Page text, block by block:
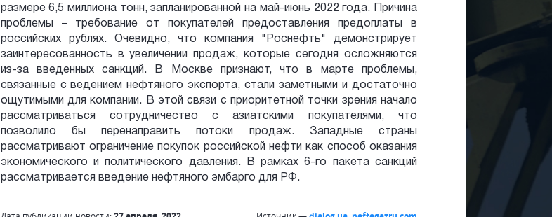
размере 6,5 миллиона тонн, запланированной на май-июнь 2022 года. Причина
проблемы – требование от покупателей предоставления предоплаты в
российских рублях. Очевидно, что компания "Роснефть" демонстрирует
заинтересованность в увеличении продаж, которые сегодня осложняются
из-за введенных санкций. В Москве признают, что в марте проблемы,
связанные с ведением нефтяного экспорта, стали заметными и достаточно
ощутимыми для компании. В этой связи с приоритетной точки зрения начало
рассматриваться сотрудничество с азиатскими покупателями, что
позволило бы перенаправить потоки продаж. Западные страны
рассматривают ограничение покупок российской нефти как способ оказания
экономического и политического давления. В рамках 6-го пакета санкций
рассматривается введение нефтяного эмбарго для РФ.